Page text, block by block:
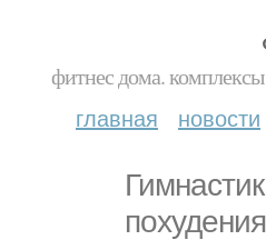
фитнес дома.
главная новости